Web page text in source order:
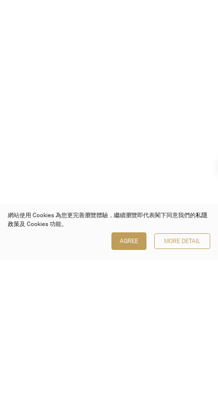
網站使用 Cookies 為您更完善瀏覽體驗，繼續瀏覽即代表閣下同意我們的私隱
政策及 Cookies 功能。
AGREE MORE DETAIL